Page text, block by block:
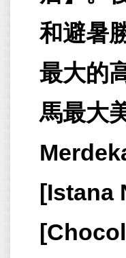
和避暑
最大的
馬最大
[Istana